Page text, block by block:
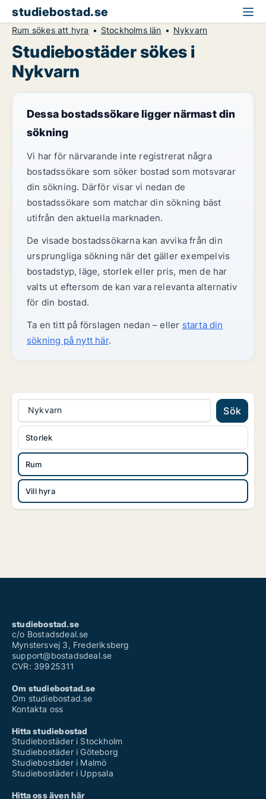
studiebostad.se
Rum sökes att hyra Stockholms län Nykvarn
Studiebostäder sökes i
Nykvarn
Dessa bostadssökare ligger närmast din
sökning
Vi har för närvarande inte registrerat några
bostadssökare som söker bostad som motsvarar
din sökning. Därför visar vi nedan de
bostadssökare som matchar din sökning bäst
utifrån den aktuella marknaden.
De visade bostadssökarna kan avvika från din
ursprungliga sökning när det gäller exempelvis
bostadstyp, läge, storlek eller pris, men de har
valts ut eftersom de kan vara relevanta alternativ
för din bostad.
Ta en titt på förslagen nedan – eller starta din
sökning på nytt här.
Nykvarn Sök
Rum
Vill hyra
Storlek
studiebostad.se
c/o Bostadsdeal.se
Mynstersvej 3, Frederiksberg
support@bostadsdeal.se
CVR: 39925311
Om studiebostad.se
Om studiebostad.se
Kontakta oss
Hitta studiebostad
Studiebostäder i Stockholm
Studiebostäder i Göteborg
Studiebostäder i Malmö
Studiebostäder i Uppsala
Hitta oss även här